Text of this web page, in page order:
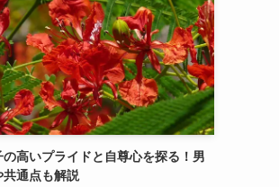
高いプライドと自尊心を探る！男
共通点も解説